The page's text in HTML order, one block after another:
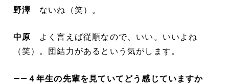
野澤ないね（笑）。
中原 よく言えば従順なので、いい。いいよね
（笑）。団結力があるという気がします。
――４年生の先輩を見ていてどう感じていますか